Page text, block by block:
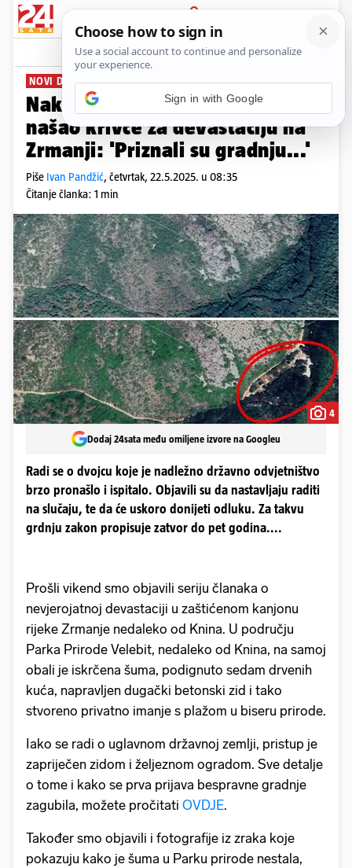
PRIJAVA
News Komentari
NOVI DETALJI AFERE
Nakon otkrića 24sata, DORH je
našao krivce za devastaciju na
Zrmanji: 'Priznali su gradnju...'
Piše Ivan Pandžić, četvrtak, 22.5.2025. u 08:35
Čitanje članka: 1 min
4
Dodaj 24sata među omiljene izvore na Googleu
Radi se o dvojcu koje je nadležno državno odvjetništvo
brzo pronašlo i ispitalo. Objavili su da nastavljaju raditi
na slučaju, te da će uskoro donijeti odluku. Za takvu
grdnju zakon propisuje zatvor do pet godina....
Prošli vikend smo objavili seriju članaka o
nevjerojatnoj devastaciji u zaštićenom kanjonu
rijeke Zrmanje nedaleko od Knina. U području
Parka Prirode Velebit, nedaleko od Knina, na samoj
obali je iskrčena šuma, podignuto sedam drvenih
kuća, napravljen dugački betonski zid i tako
stvoreno privatno imanje s plažom u biseru prirode.
Iako se radi o uglavnom državnoj zemlji, pristup je
zapriječen zidom i željeznom ogradom. Sve detalje
o tome i kako se prva prijava bespravne gradnje
zagubila, možete pročitati OVDJE.
Također smo objavili i fotografije iz zraka koje
pokazuju kako je šuma u Parku prirode nestala,